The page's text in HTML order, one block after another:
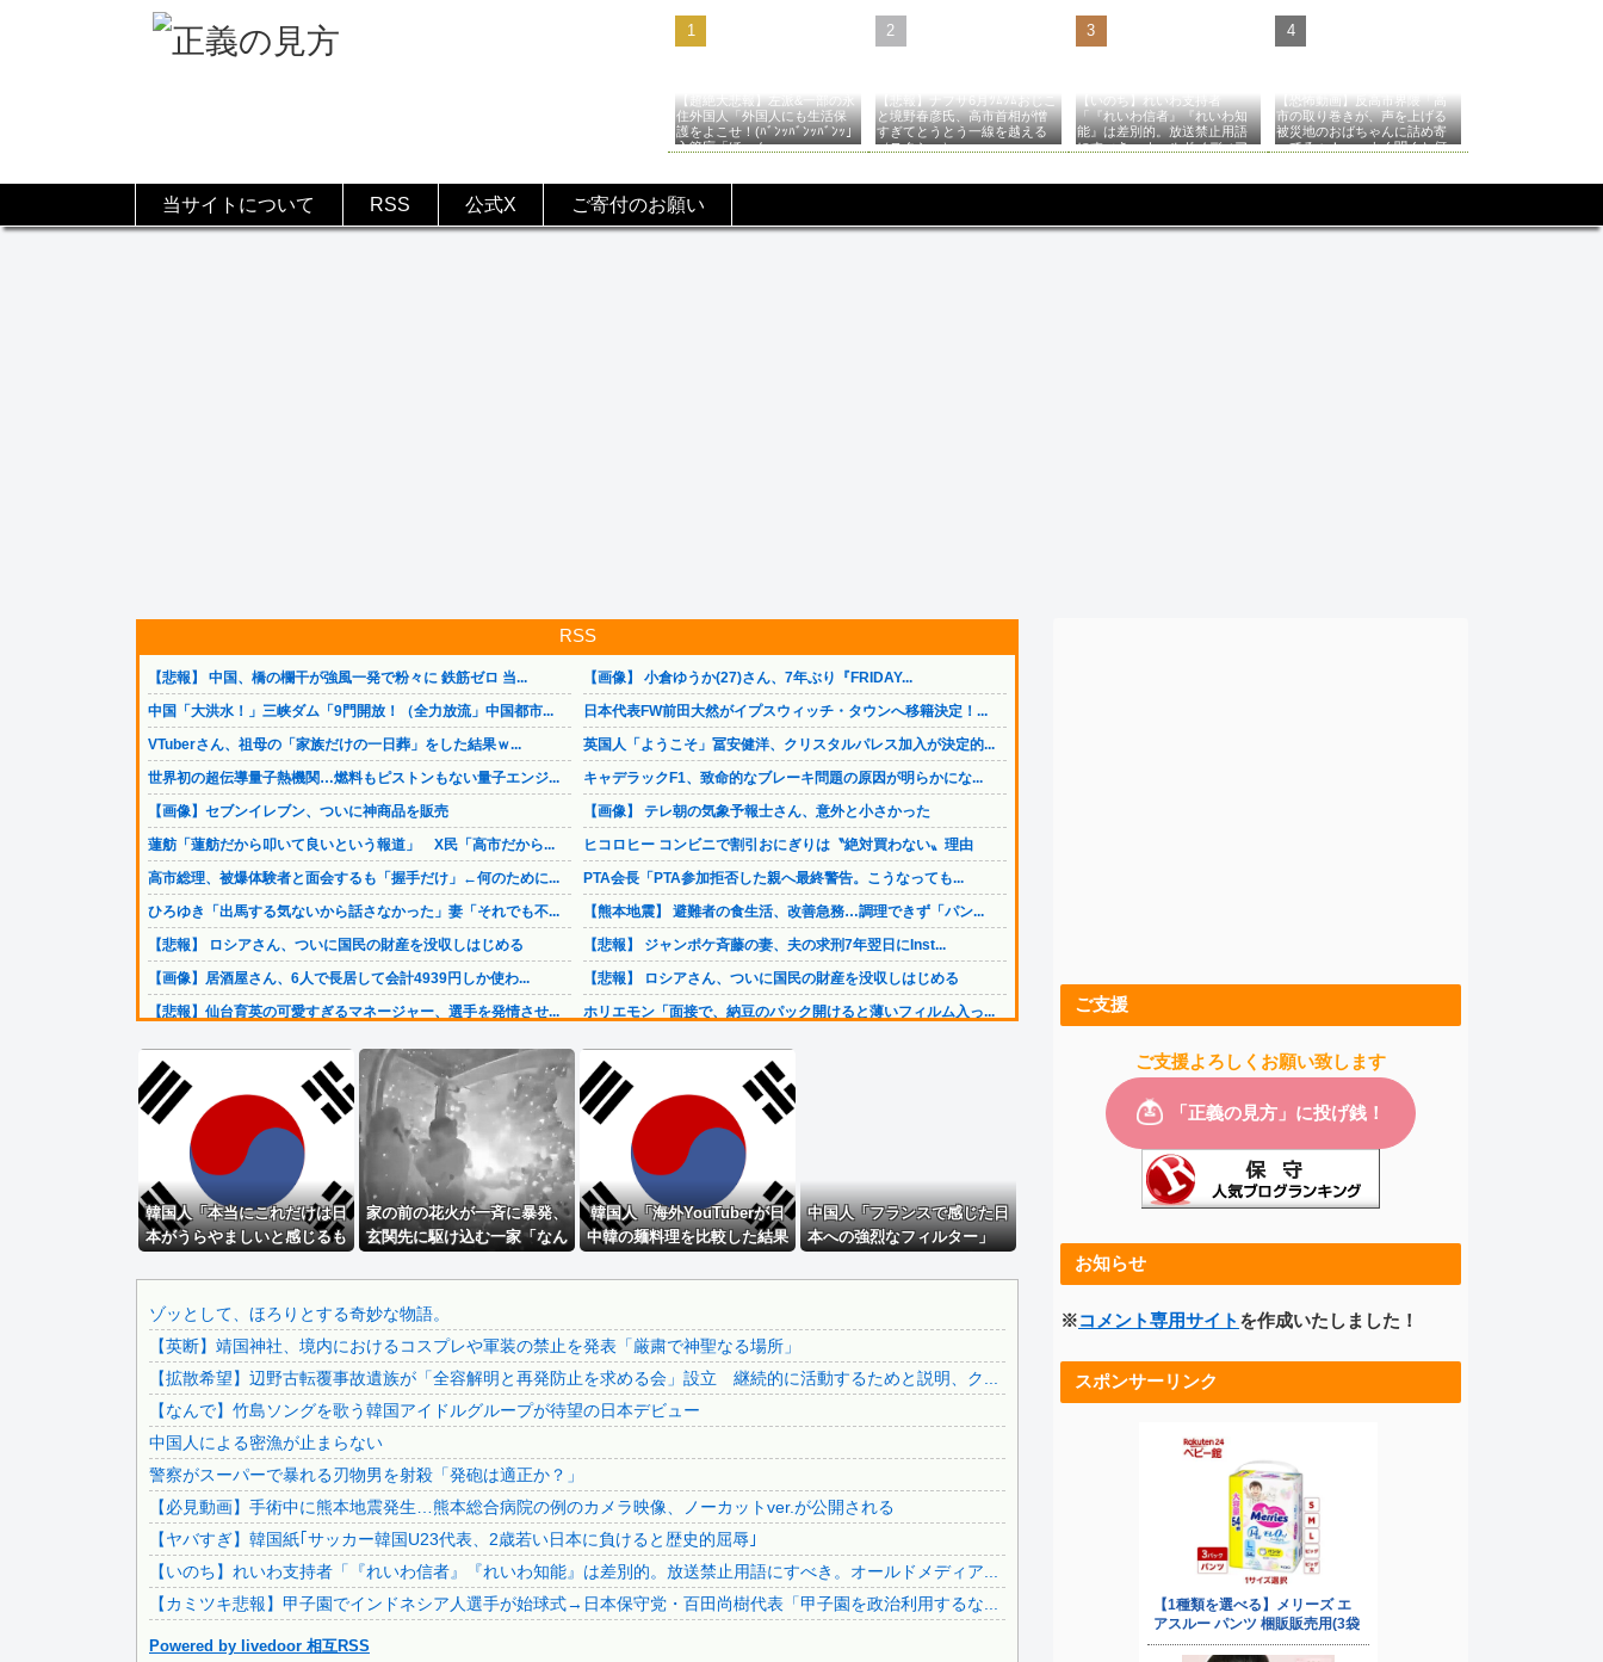
【超絶大悲報】左派&一部の永
住外国人「外国人にも生活保
護をよこせ！(ﾊﾞﾝｯﾊﾞﾝｯﾊﾞﾝｯ」
入管庁「ほーん…」→
【悲報】ナフサ6月ﾂﾑﾂﾑおじこ
と境野春彦氏、高市首相が憎
すぎてとうとう一線を越える
（スクショ）
【いのち】れいわ支持者
「『れいわ信者』『れいわ知
能』は差別的。放送禁止用語
にすべき。オールドメディア
【恐怖動画】反高市界隈「高
市の取り巻きが、声を上げる
被災地のおばちゃんに詰め寄
ってるぅ！」→よく聞くと何
当サイトについて RSS 公式X ご寄付のお願い
RSS
【悲報】 中国、橋の欄干が強風一発で粉々に 鉄筋ゼロ 当...
中国「大洪水！」三峡ダム「9門開放！（全力放流」中国都市...
VTuberさん、祖母の「家族だけの一日葬」をした結果ｗ...
世界初の超伝導量子熱機関…燃料もピストンもない量子エンジ...
【画像】セブンイレブン、ついに神商品を販売
蓮舫「蓮舫だから叩いて良いという報道」 X民「高市だから...
高市総理、被爆体験者と面会するも「握手だけ」←何のために...
ひろゆき「出馬する気ないから話さなかった」妻「それでも不...
【悲報】 ロシアさん、ついに国民の財産を没収しはじめる
【画像】居酒屋さん、6人で長居して会計4939円しか使わ...
【悲報】仙台育英の可愛すぎるマネージャー、選手を発情させ...
【トリダモノ氏オリジナルキャラクター】PLAMATEA「...
資産1億円突破でFIREの45歳独身男性が半年後に仕事復...
【画像あり】NASAが開発、着るだけで瞬時に「-15℃冷...
【画像】JD「私って顔でかい？」
【朗報】日本のおじいちゃん・おばあちゃん、半数以上がSN...
【謎】女「43億円注文して………キャンセルっと！」←こい...
【京都大病院】誤って正常脳幹を摘出された女性､重篤な植物...
【速報】140kg俺、はま寿司で食いまくるｗｗｗｗｗｗｗ...
PTA会長「PTA参加拒否した親へ最終警告。こうなっても...
激混みのはずの東京駅で鍵が空いているコインロッカーが散見...
【悲報】 中国、橋の欄干が強風一発で粉々に 鉄筋ゼロ 当...
日本をダメにした総理大臣、ワースト１位が同点でこの人ｗｗ...
【動画】 両方馬鹿（笑）ミニストップでトラックと衝突した...
F1ハンガリーGPのアストンマーチンの改善にパパストロー...
海外「日本はさすが過ぎるｗ」 日本は野生動物の喧嘩さえ可...
【驚愕】 巨大カタツムリの ”殻だけ” を採取する方法、...
【悲報】坂口杏里、逃走ｗｗｗｗｗｗｗｗｗｗｗ
【画像】 小倉ゆうか(27)さん、7年ぶり『FRIDAY...
日本代表FW前田大然がイプスウィッチ・タウンへ移籍決定！...
英国人「ようこそ」冨安健洋、クリスタルパレス加入が決定的...
キャデラックF1、致命的なブレーキ問題の原因が明らかにな...
【画像】 テレ朝の気象予報士さん、意外と小さかった
ヒコロヒー コンビニで割引おにぎりは〝絶対買わない〟理由
PTA会長「PTA参加拒否した親へ最終警告。こうなっても...
【熊本地震】 避難者の食生活、改善急務…調理できず「パン...
【悲報】 ジャンポケ斉藤の妻、夫の求刑7年翌日にInst...
【悲報】 ロシアさん、ついに国民の財産を没収しはじめる
ホリエモン「面接で、納豆のパック開けると薄いフィルム入っ...
資産1億円突破でFIREの45歳独身男性が半年後に仕事復...
PTA会長「PTA参加拒否した親へ最終警告。こうなっても...
激混みのはずの東京駅で鍵が空いているコインロッカーが散見...
【悲報】 中国、橋の欄干が強風一発で粉々に 鉄筋ゼロ 当...
原爆ドーム前に居座る”市民団体”を警官隊が排除、その瞬間...
【英断】靖国神社、境内におけるコスプレや軍装の禁止を発表...
【悲報】坂口杏里、逃走ｗｗｗｗｗｗｗｗｗｗｗ
【拡散希望】辺野古転覆事故遺族が「全容解明と再発防止を求...
中国人による密漁が止まらない
【必見動画】手術中に熊本地震発生…熊本総合病院の例のカメ...
【ヤバすぎ】韓国紙｢サッカー韓国U23代表、2歳若い日本...
無気力な韓国代表、オーストリアにも0-1で敗北…3月のA...
3.1節がある月なのに…3月のカレンダーに日本の富士山・...
韓国代表、コートジボワールに0対4で完敗＝韓国の反応
韓国人「本当にこれだけは日
本がうらやましいと感じるも
家の前の花火が一斉に暴発、
玄関先に駆け込む一家「なん
【海外の反応】
韓国人「海外YouTuberが日
中韓の麺料理を比較した結果
中国人「フランスで感じた日
本への強烈なフィルター」
想い」「中国人と分かると空
ゾッとして、ほろりとする奇妙な物語。
【英断】靖国神社、境内におけるコスプレや軍装の禁止を発表「厳粛で神聖なる場所」
【拡散希望】辺野古転覆事故遺族が「全容解明と再発防止を求める会」設立 継続的に活動するためと説明、ク...
【なんで】竹島ソングを歌う韓国アイドルグループが待望の日本デビュー
中国人による密漁が止まらない
警察がスーパーで暴れる刃物男を射殺「発砲は適正か？」
【必見動画】手術中に熊本地震発生…熊本総合病院の例のカメラ映像、ノーカットver.が公開される
【ヤバすぎ】韓国紙｢サッカー韓国U23代表、2歳若い日本に負けると歴史的屈辱｣
【いのち】れいわ支持者「『れいわ信者』『れいわ知能』は差別的。放送禁止用語にすべき。オールドメディア...
【カミツキ悲報】甲子園でインドネシア人選手が始球式→日本保守党・百田尚樹代表「甲子園を政治利用するな...
Powered by livedoor 相互RSS
ご支援
ご支援よろしくお願い致します
お知らせ
※コメント専用サイト を作成いたしました！
スポンサーリンク